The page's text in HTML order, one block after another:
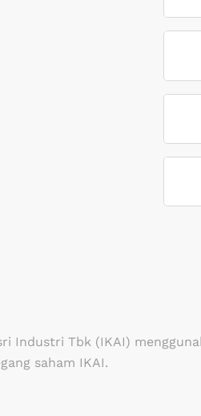
Industri Tbk (IKAI)
saham IKAI.